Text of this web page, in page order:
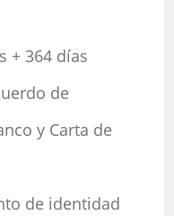
+ 364 días
de
y Carta de
de identidad